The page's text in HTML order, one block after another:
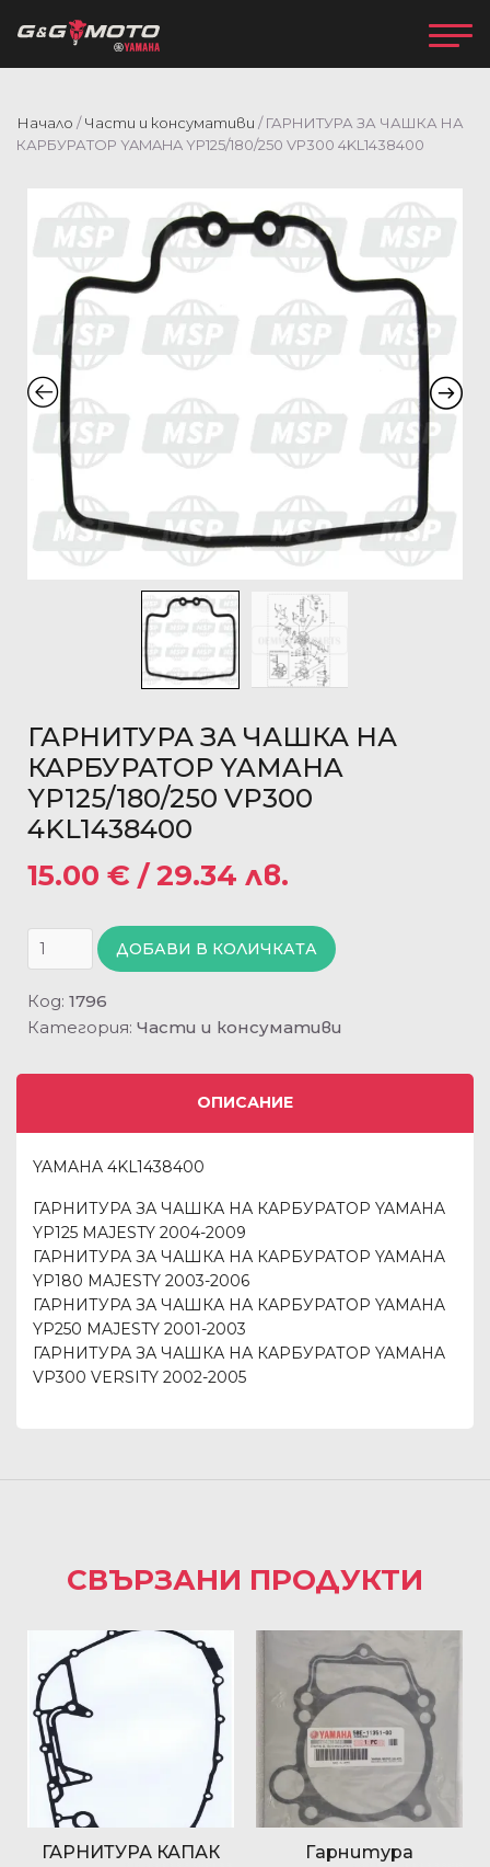
Начало /Части и консумативи / ГАРНИТУРА ЗА ЧАШКА НА
КАРБУРАТОР YAMAHA YP125/180/250 VP300 4KL1438400
ГАРНИТУРА ЗА ЧАШКА НА
КАРБУРАТОР YAMAHA
YP125/180/250 VP300
4KL1438400
15.00 € / 29.34 лв.
ДОБАВИ В КОЛИЧКАТА
Код: 1796
Категория: Части и консумативи
ОПИСАНИЕ
YAMAHA 4KL1438400
ГАРНИТУРА ЗА ЧАШКА НА КАРБУРАТОР YAMAHA
YP125 MAJESTY 2004-2009
ГАРНИТУРА ЗА ЧАШКА НА КАРБУРАТОР YAMAHA
YP180 MAJESTY 2003-2006
ГАРНИТУРА ЗА ЧАШКА НА КАРБУРАТОР YAMAHA
YP250 MAJESTY 2001-2003
ГАРНИТУРА ЗА ЧАШКА НА КАРБУРАТОР YAMAHA
VP300 VERSITY 2002-2005
СВЪРЗАНИ ПРОДУКТИ
ГАРНИТУРА КАПАК
Гарнитура